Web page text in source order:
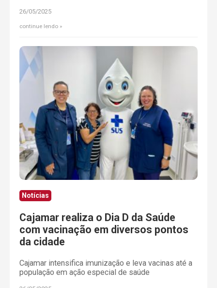
26/05/2025
continue lendo
Notícias
Cajamar realiza o Dia D da Saúde
com vacinação em diversos pontos
da cidade
Cajamar intensifica imunização e leva vacinas até a
população em ação especial de saúde